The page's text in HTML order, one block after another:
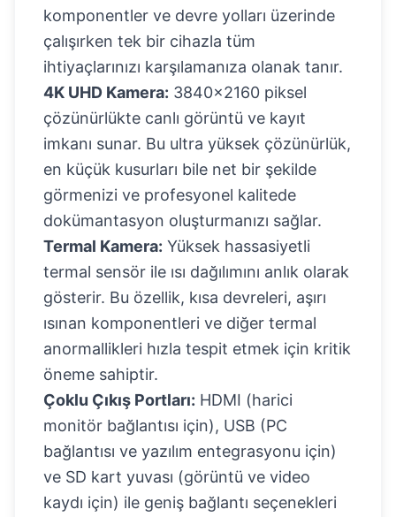
komponentler ve devre yolları üzerinde
çalışırken tek bir cihazla tüm
ihtiyaçlarınızı karşılamanıza olanak tanır.
4K UHD Kamera: 3840x2160 piksel
çözünürlükte canlı görüntü ve kayıt
imkanı sunar. Bu ultra yüksek çözünürlük,
en küçük kusurları bile net bir şekilde
görmenizi ve profesyonel kalitede
dokümantasyon oluşturmanızı sağlar.
Termal Kamera: Yüksek hassasiyetli
termal sensör ile ısı dağılımını anlık olarak
gösterir. Bu özellik, kısa devreleri, aşırı
ısınan komponentleri ve diğer termal
anormallikleri hızla tespit etmek için kritik
öneme sahiptir.
Çoklu Çıkış Portları: HDMI (harici
monitör bağlantısı için), USB (PC
bağlantısı ve yazılım entegrasyonu için)
ve SD kart yuvası (görüntü ve video
kaydı için) ile geniş bağlantı seçenekleri